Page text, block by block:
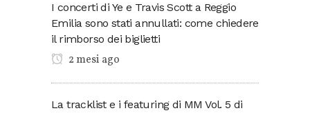
I concerti di Ye e Travis Scott a Reggio
Emilia sono stati annullati: come chiedere
il rimborso dei biglietti
2 mesi ago
La tracklist e i featuring di MM Vol. 5 di